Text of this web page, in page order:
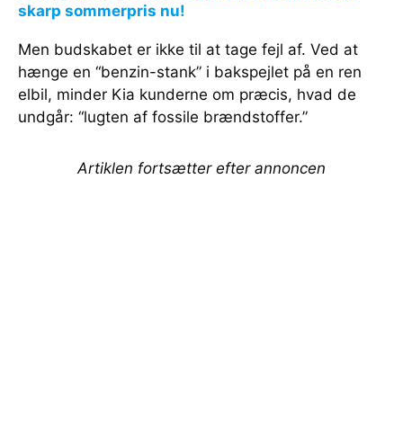
skarp sommerpris nu!
Men budskabet er ikke til at tage fejl af. Ved at
hænge en “benzin-stank” i bakspejlet på en ren
elbil, minder Kia kunderne om præcis, hvad de
undgår: “lugten af fossile brændstoffer.”
Artiklen fortsætter efter annoncen